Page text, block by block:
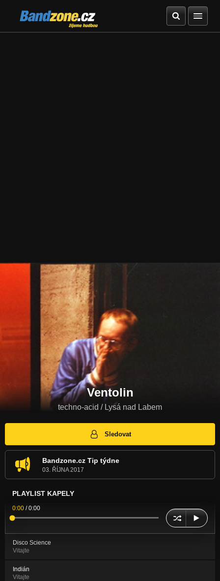
Bandzone.cz
žijeme hudbou
Ventolin
techno-acid / Lysá nad Labem
Sledovat
Bandzone.cz Tip týdne
03. ŘÍJNA 2017
PLAYLIST KAPELY
0:00 /0:00
Disco Science
Vitajte
Indián
Vitajte